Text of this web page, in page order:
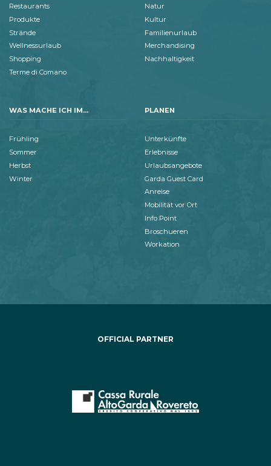
Restaurants
Produkte
Strände
Wellnessurlaub
Shopping
Terme di Comano
Natur
Kultur
Familienurlaub
Merchandising
Nachhaltigkeit
WAS MACHE ICH IM...
Frühling
Sommer
Herbst
Winter
PLANEN
Unterkünfte
Erlebnisse
Urlaubsangebote
Garda Guest Card
Anreise
Mobilität vor Ort
Info Point
Broschueren
Workation
OFFICIAL PARTNER